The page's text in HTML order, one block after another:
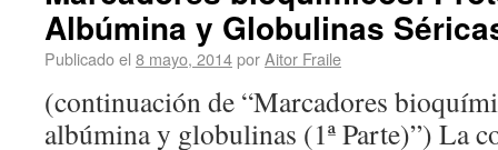
Albúmina y Globulinas
Publicado el 8 mayo, 2014porAitor Fraile
(continuación de “Marcadores
albúmina y globulinas (1ª Parte)”) La